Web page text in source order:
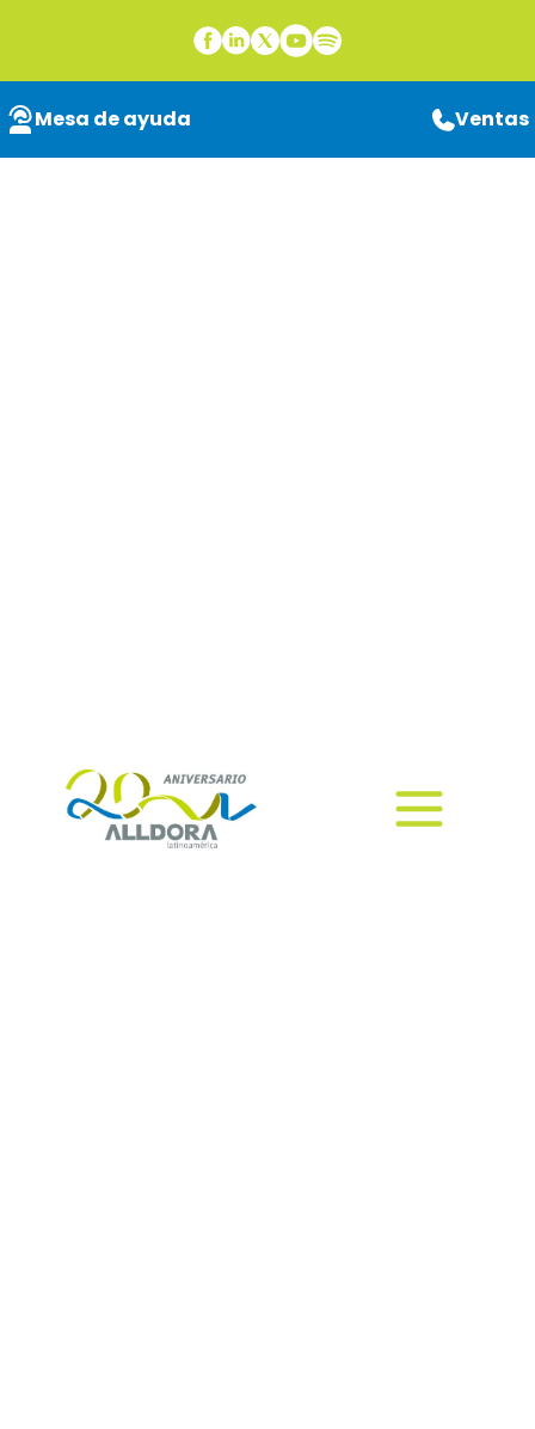
Mesa de ayuda Ventas
de ser un problema.